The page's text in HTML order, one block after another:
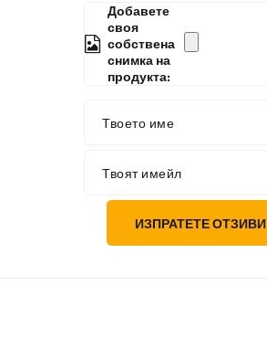
Добавете
своя
собствена
снимка на
продукта:
Твоето име
Твоят имейл
ИЗПРАТЕТЕ ОТЗИВИ